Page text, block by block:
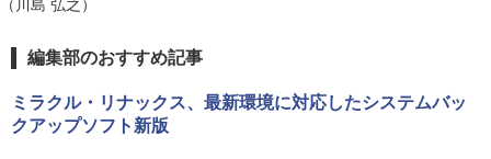
（川島 弘之）
編集部のおすすめ記事
ミラクル・リナックス、最新環境に対応したシステムバッ
クアップソフト新版